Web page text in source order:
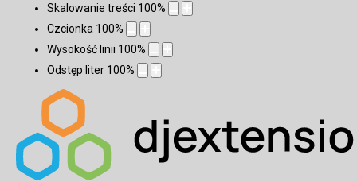
Skalowanie treści 100%
Czcionka 100%
Wysokość linii 100%
Odstęp liter 100%